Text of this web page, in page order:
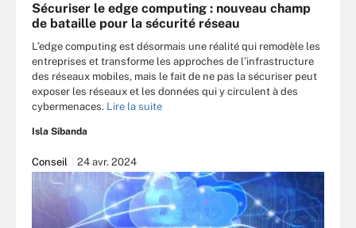
Sécuriser le edge computing : nouveau champ
de bataille pour la sécurité réseau
L’edge computing est désormais une réalité qui remodèle les
entreprises et transforme les approches de l’infrastructure
des réseaux mobiles, mais le fait de ne pas la sécuriser peut
exposer les réseaux et les données qui y circulent à des
cybermenaces. Lire la suite
Isla Sibanda
Conseil 24 avr. 2024